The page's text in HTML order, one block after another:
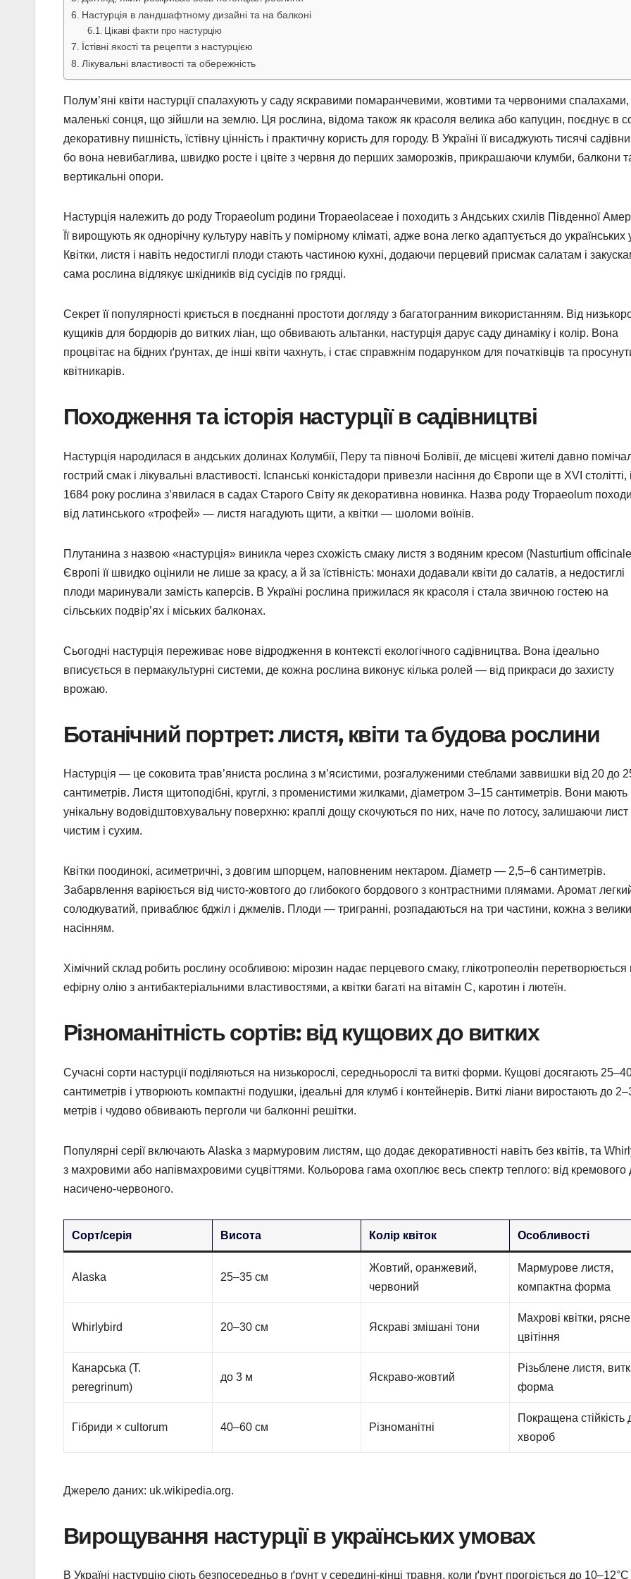
Настурція в ландшафтному дизайні та на балконі
Цікаві факти про настурцію
Їстівні якості та рецепти з настурцією
Лікувальні властивості та обережність
Полум’яні квіти настурції спалахують у саду яскравими помаранчевими, жовтими та червоними спалахами,
маленькі сонця, що зійшли на землю. Ця рослина, відома також як красоля велика або капуцин, поєднує в
декоративну пишність, їстівну цінність і практичну користь для городу. В Україні її висаджують тисячі
бо вона невибаглива, швидко росте і цвіте з червня до перших заморозків, прикрашаючи клумби, балкони
вертикальні опори.
Настурція належить до роду Tropaeolum родини Tropaeolaceae і походить з Андських схилів Південної
Її вирощують як однорічну культуру навіть у помірному кліматі, адже вона легко адаптується до українських
Квітки, листя і навіть недостиглі плоди стають частиною кухні, додаючи перцевий присмак салатам і
сама рослина відлякує шкідників від сусідів по грядці.
Секрет її популярності криється в поєднанні простоти догляду з багатогранним використанням. Від
кущиків для бордюрів до витких ліан, що обвивають альтанки, настурція дарує саду динаміку і колір. Вона
процвітає на бідних ґрунтах, де інші квіти чахнуть, і стає справжнім подарунком для початківців та
квітникарів.
Походження та історія настурції в садівництві
Настурція народилася в андських долинах Колумбії, Перу та півночі Болівії, де місцеві жителі давно
гострий смак і лікувальні властивості. Іспанські конкістадори привезли насіння до Європи ще в XVI столітті,
1684 року рослина з’явилася в садах Старого Світу як декоративна новинка. Назва роду Tropaeolum
від латинського «трофей» — листя нагадують щити, а квітки — шоломи воїнів.
Плутанина з назвою «настурція» виникла через схожість смаку листя з водяним кресом (Nasturtium
Європі її швидко оцінили не лише за красу, а й за їстівність: монахи додавали квіти до салатів, а недостиглі
плоди маринували замість каперсів. В Україні рослина прижилася як красоля і стала звичною гостею на
сільських подвір’ях і міських балконах.
Сьогодні настурція переживає нове відродження в контексті екологічного садівництва. Вона ідеально
вписується в пермакультурні системи, де кожна рослина виконує кілька ролей — від прикраси до захисту
врожаю.
Ботанічний портрет: листя, квіти та будова рослини
Настурція — це соковита трав’яниста рослина з м’ясистими, розгалуженими стеблами заввишки від 20 до
сантиметрів. Листя щитоподібні, круглі, з променистими жилками, діаметром 3–15 сантиметрів. Вони мають
унікальну водовідштовхувальну поверхню: краплі дощу скочуються по них, наче по лотосу, залишаючи лист
чистим і сухим.
Квітки поодинокі, асиметричні, з довгим шпорцем, наповненим нектаром. Діаметр — 2,5–6 сантиметрів.
Забарвлення варіюється від чисто-жовтого до глибокого бордового з контрастними плямами. Аромат
солодкуватий, приваблює бджіл і джмелів. Плоди — тригранні, розпадаються на три частини, кожна з
насінням.
Хімічний склад робить рослину особливою: мірозин надає перцевого смаку, глікотропеолін перетворюється
ефірну олію з антибактеріальними властивостями, а квітки багаті на вітамін C, каротин і лютеїн.
Різноманітність сортів: від кущових до витких
Сучасні сорти настурції поділяються на низькорослі, середньорослі та виткі форми. Кущові досягають
сантиметрів і утворюють компактні подушки, ідеальні для клумб і контейнерів. Виткі ліани виростають до
метрів і чудово обвивають перголи чи балконні решітки.
Популярні серії включають Alaska з мармуровим листям, що додає декоративності навіть без квітів, та
з махровими або напівмахровими суцвіттями. Кольорова гама охоплює весь спектр теплого: від кремового
насичено-червоного.
Сорт/серія Висота Колір квіток Особливості
Alaska 25–35 см
Жовтий, оранжевий,
червоний
Мармурове листя,
компактна форма
Whirlybird 20–30 см Яскраві змішані тони
Махрові квітки, рясне
цвітіння
Канарська (T.
peregrinum)
до 3 м Яскраво-жовтий
Різьблене листя,
форма
Гібриди × cultorum 40–60 см Різноманітні
Покращена стійкість
хвороб
Джерело даних: uk.wikipedia.org.
Вирощування настурції в українських умовах
В Україні настурцію сіють безпосередньо в ґрунт у середині-кінці травня, коли ґрунт прогріється до 10–12°C